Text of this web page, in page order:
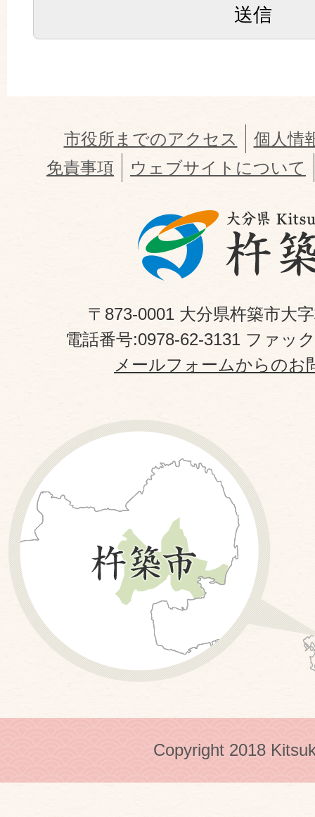
市役所までのアクセス
個人情
免責事項
ウェブサイトについて
〒873-0001 大分県杵築市大
電話番号:0978-62-3131 ファッ
メールフォームからのお
Copyright 2018